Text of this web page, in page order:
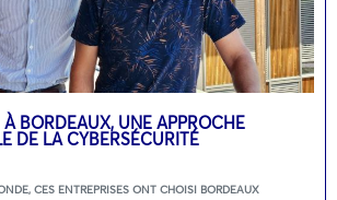
À BORDEAUX, UNE APPROCHE
DE LA CYBERSÉCURITÉ
, CES ENTREPRISES ONT CHOISI BORDEAUX